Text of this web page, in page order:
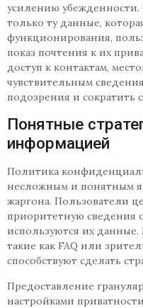
усилению убежденности.
только ту данные,
функционирования,
показ почтения к их
доступ к контактам,
чувствительным
подозрения и сократить
Понятные
информацией
Политика
несложным и понятным
жаргона. Пользователи
приоритетную сведения
используются их
такие как FAQ или
способствуют сделать
Предоставление
настройками